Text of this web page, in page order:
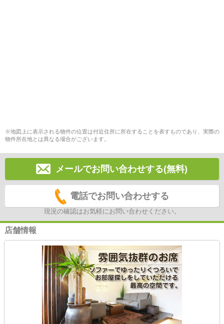
※地図上に表示される物件の位置は付近住所に所在することを表すものであり、実際の
物件所在地とは異なる場合がございます。
メールでお問い合わせする(無料)
電話でお問い合わせする
現況の確認はお気軽にお問い合わせください。
店舗情報